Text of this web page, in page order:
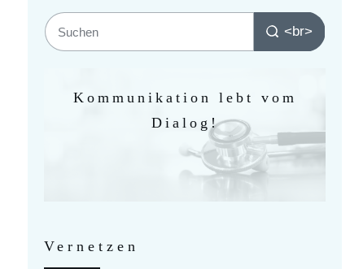
<br>
Kommunikation lebt vom
Dialog!
Vernetzen